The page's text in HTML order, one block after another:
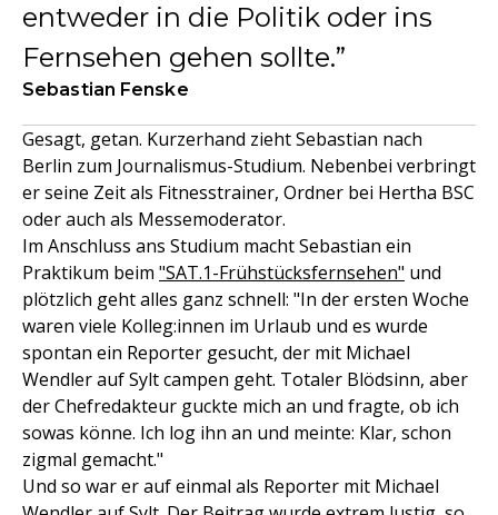
entweder in die Politik oder ins
Fernsehen gehen sollte.
Sebastian Fenske
Gesagt, getan. Kurzerhand zieht Sebastian nach
Berlin zum Journalismus-Studium. Nebenbei verbringt
er seine Zeit als Fitnesstrainer, Ordner bei Hertha BSC
oder auch als Messemoderator.
Im Anschluss ans Studium macht Sebastian ein
Praktikum beim "SAT.1-Frühstücksfernsehen" und
plötzlich geht alles ganz schnell: "In der ersten Woche
waren viele Kolleg:innen im Urlaub und es wurde
spontan ein Reporter gesucht, der mit Michael
Wendler auf Sylt campen geht. Totaler Blödsinn, aber
der Chefredakteur guckte mich an und fragte, ob ich
sowas könne. Ich log ihn an und meinte: Klar, schon
zigmal gemacht."
Und so war er auf einmal als Reporter mit Michael